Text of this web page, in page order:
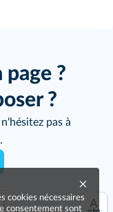
page ?
?
pas à
cookies nécessaires
consentement sont